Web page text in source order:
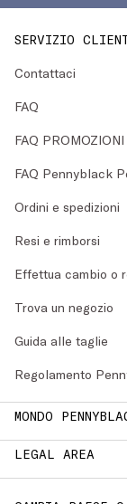
SERVIZIO
Contattaci
FAQ
FAQ PROMOZIONI
FAQ Pennyblack
Ordini e spedizioni
Resi e rimborsi
Effettua cambio o
Trova un negozio
Guida alle taglie
Regolamento
MONDO
LEGAL AREA